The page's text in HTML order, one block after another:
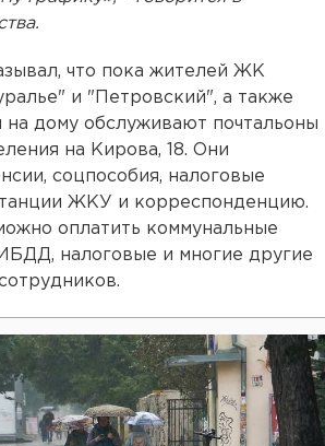
что пока жителей ЖК
и "Петровский", а также
дому обслуживают почтальоны
на Кирова, 18. Они
соцпособия, налоговые
ЖКУ и корреспонденцию.
оплатить коммунальные
налоговые и многие другие